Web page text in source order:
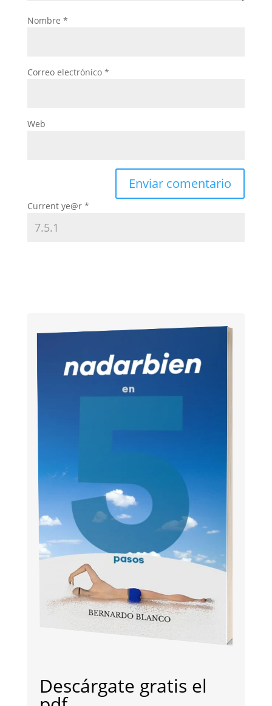
Nombre *
Correo electrónico *
Web
Current ye@r *
Descárgate gratis el